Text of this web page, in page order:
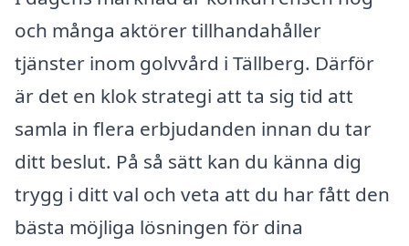
och många aktörer tillhandahåller
tjänster inom golvvård i Tällberg. Därför
är det en klok strategi att ta sig tid att
samla in flera erbjudanden innan du tar
ditt beslut. På så sätt kan du känna dig
trygg i ditt val och veta att du har fått den
bästa möjliga lösningen för dina